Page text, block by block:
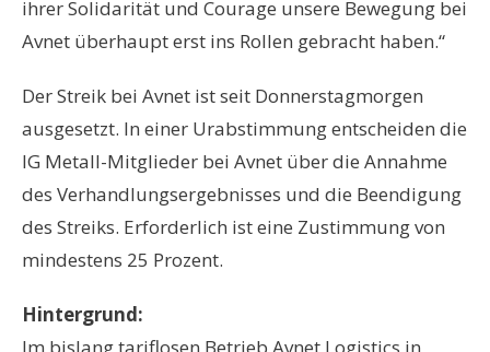
ihrer Solidarität und Courage unsere Bewegung bei
Avnet überhaupt erst ins Rollen gebracht haben.“
Der Streik bei Avnet ist seit Donnerstagmorgen
ausgesetzt. In einer Urabstimmung entscheiden die
IG Metall-Mitglieder bei Avnet über die Annahme
des Verhandlungsergebnisses und die Beendigung
des Streiks. Erforderlich ist eine Zustimmung von
mindestens 25 Prozent.
Hintergrund: